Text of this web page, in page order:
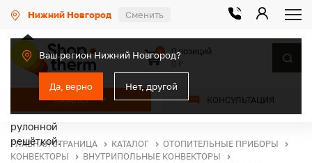
Нижний Новгород Сменить
Ваш регион Нижний Новгород?
Да, верно Нет, другой
КАТАЛОГ КОНСУЛЬТАЦИЯ
0
0 позиций
ГЛАВНАЯ СТРАНИЦА КАТАЛОГ
ОТОПИТЕЛЬНЫЕ ПРИБОРЫ
КОНВЕКТОРЫ
ВНУТРИПОЛЬНЫЕ КОНВЕКТОРЫ